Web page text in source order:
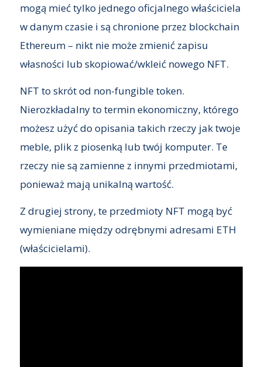
mogą mieć tylko jednego oficjalnego właściciela
w danym czasie i są chronione przez blockchain
Ethereum – nikt nie może zmienić zapisu
własności lub skopiować/wkleić nowego NFT.
NFT to skrót od non-fungible token.
Nierozkładalny to termin ekonomiczny, którego
możesz użyć do opisania takich rzeczy jak twoje
meble, plik z piosenką lub twój komputer. Te
rzeczy nie są zamienne z innymi przedmiotami,
ponieważ mają unikalną wartość.
Z drugiej strony, te przedmioty NFT mogą być
wymieniane między odrębnymi adresami ETH
(właścicielami).